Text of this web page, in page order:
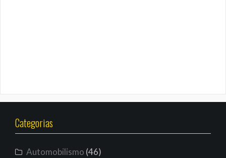
Categorias
Automobilismo (46)